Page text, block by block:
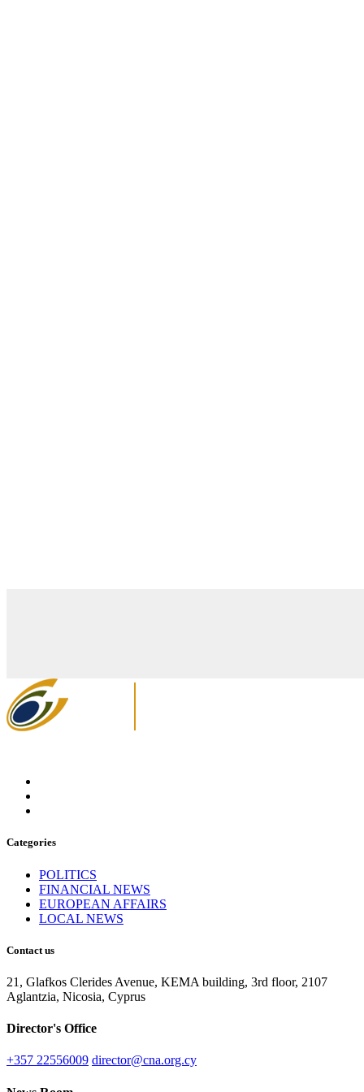
Categories
POLITICS
FINANCIAL NEWS
EUROPEAN AFFAIRS
LOCAL NEWS
Contact us
21, Glafkos Clerides Avenue, KEMA building, 3rd floor, 2107
Aglantzia, Nicosia, Cyprus
Director's Office
+357 22556009 director@cna.org.cy